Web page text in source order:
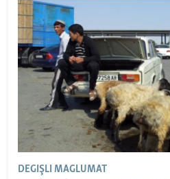
DEGIŞLI MAGLUMAT